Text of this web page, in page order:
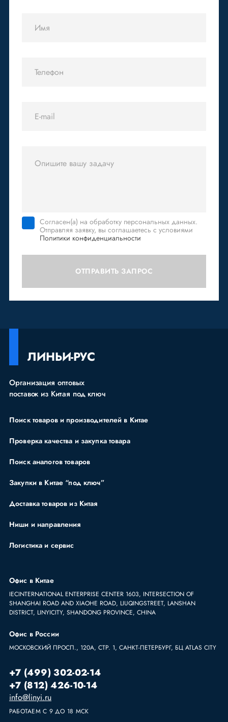
Согласен(а) на обработку персональных данных.
Отправляя заявку, вы соглашаетесь с условиями
Политики конфиденциальности
ОТПРАВИТЬ ЗАПРОС
ЛИНЬИ-РУС
Организация оптовых
поставок из Китая под ключ
Поиск товаров и производителей в Китае
Проверка качества и закупка товара
Поиск аналогов товаров
Закупки в Китае “под ключ”
Доставка товаров из Китая
Ниши и направления
Логистика и сервис
Офис в Китае
IECINTERNATIONAL ENTERPRISE CENTER 1603, INTERSECTION OF
SHANGHAI ROAD AND XIAOHE ROAD, LIUQINGSTREET, LANSHAN
DISTRICT, LINYICITY, SHANDONG PROVINCE, CHINA
Офис в России
МОСКОВСКИЙ ПРОСП., 120А, СТР. 1, САНКТ-ПЕТЕРБУРГ, БЦ ATLAS CITY
+7 (499) 302-02-14
+7 (812) 426-10-14
info@linyi.ru
РАБОТАЕМ С 9 ДО 18 МСК